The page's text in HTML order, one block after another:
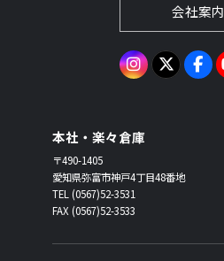
会社案内
本社・楽々倉庫
〒490-1405
愛知県弥富市神戸4丁目48番地
TEL (0567)52-3531
FAX (0567)52-3533